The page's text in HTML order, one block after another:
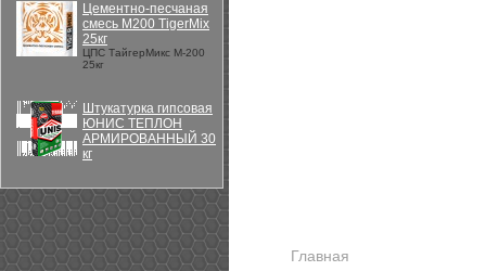
Цементно-песчаная
смесь М200 TigerMix
25кг
ЦПС ТайгерМикс М-200
25кг
Штукатурка гипсовая
ЮНИС ТЕПЛОН
АРМИРОВАННЫЙ 30
кг
Главная